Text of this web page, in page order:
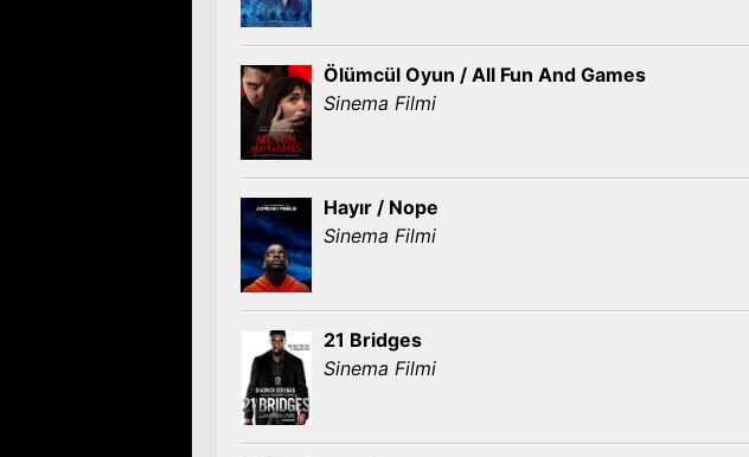
Ölümcül Oyun / All Fun And Games
Sinema Filmi
Hayır / Nope
Sinema Filmi
21 Bridges
Sinema Filmi